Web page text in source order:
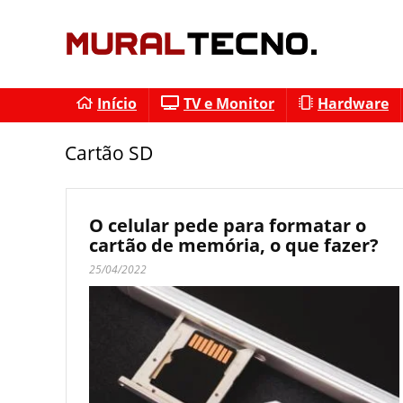
Início TV e Monitor Hardware
Cartão SD
O celular pede para formatar o
cartão de memória, o que fazer?
25/04/2022